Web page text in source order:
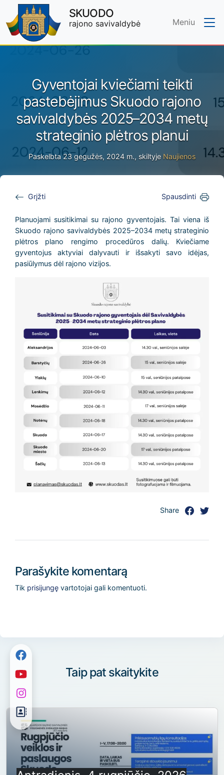
Skip to main content
SKUODO
rajono savivaldybė Meniu
Gyventojai kviečiami teikti
pastebėjimus Skuodo rajono
savivaldybės 2025–2034 metų
strateginio plėtros planui
Paskelbta 23 gegužės, 2024 m., skiltyje Naujienos
Grįžti Spausdinti
Planuojami susitikimai su rajono gyventojais. Tai viena iš
Skuodo rajono savivaldybės 2025–2034 metų strateginio
plėtros plano rengimo procedūros dalių. Kviečiame
gyventojus aktyviai dalyvauti ir išsakyti savo idėjas,
pasiūlymus dėl rajono vizijos.
Share
Parašykite komentarą
Tik prisijungęvartotojai gali komentuoti.
Taip pat skaitykite